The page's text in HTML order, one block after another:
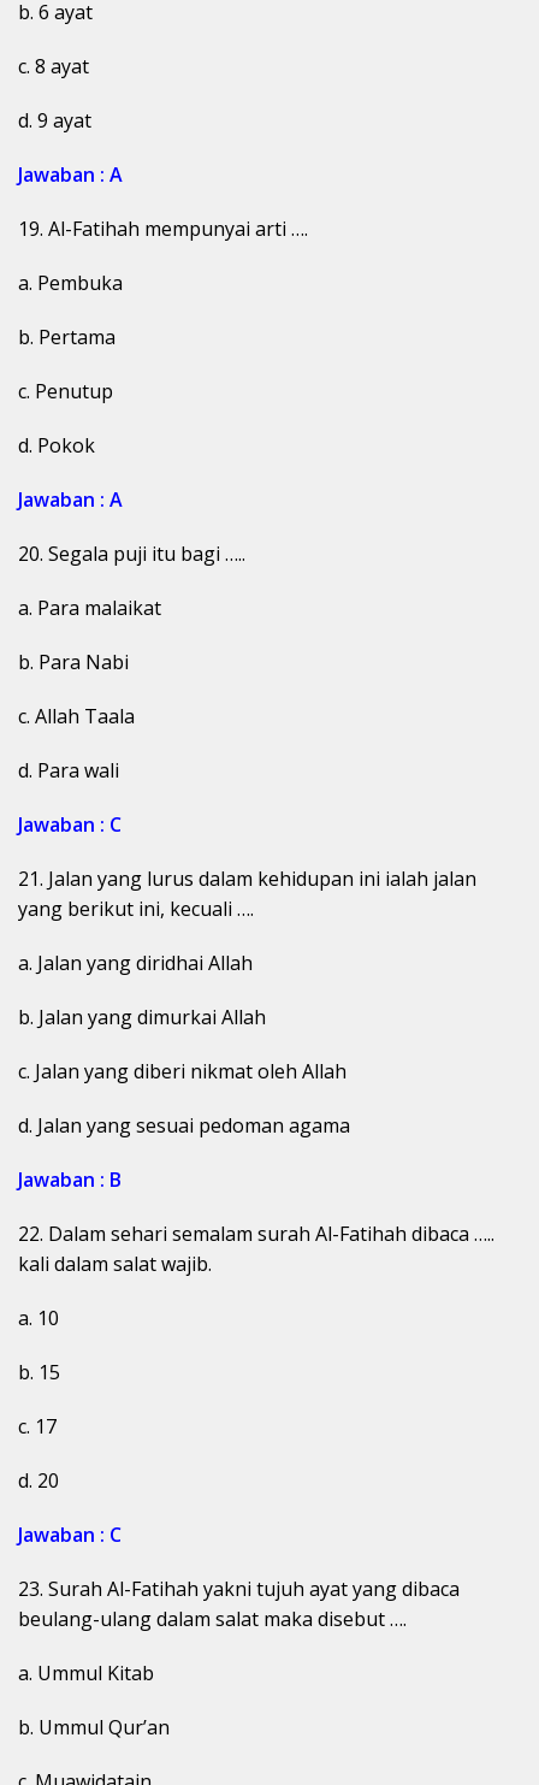
b. 6 ayat
c. 8 ayat
d. 9 ayat
Jawaban : A
19. Al-Fatihah mempunyai arti ….
a. Pembuka
b. Pertama
c. Penutup
d. Pokok
Jawaban : A
20. Segala puji itu bagi …..
a. Para malaikat
b. Para Nabi
c. Allah Taala
d. Para wali
Jawaban : C
21. Jalan yang lurus dalam kehidupan ini ialah jalan
yang berikut ini, kecuali ….
a. Jalan yang diridhai Allah
b. Jalan yang dimurkai Allah
c. Jalan yang diberi nikmat oleh Allah
d. Jalan yang sesuai pedoman agama
Jawaban : B
22. Dalam sehari semalam surah Al-Fatihah dibaca …..
kali dalam salat wajib.
a. 10
b. 15
c. 17
d. 20
Jawaban : C
23. Surah Al-Fatihah yakni tujuh ayat yang dibaca
beulang-ulang dalam salat maka disebut ….
a. Ummul Kitab
b. Ummul Qur’an